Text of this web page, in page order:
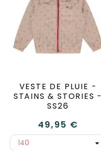
VESTE DE PLUIE -
STAINS & STORIES -
SS26
49,95 €